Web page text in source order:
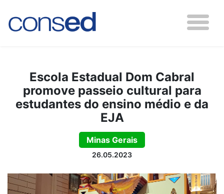
Escola Estadual Dom Cabral
promove passeio cultural para
estudantes do ensino médio e da
EJA
Minas Gerais
26.05.2023